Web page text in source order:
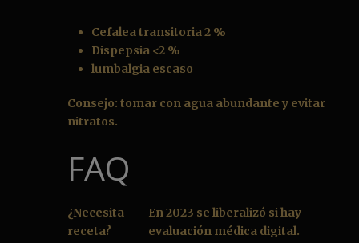
Cefalea transitoria 2 %
Dispepsia <2 %
lumbalgia escaso
Consejo: tomar con agua abundante y evitar
nitratos.
FAQ
¿Necesita
receta?
En 2023 se liberalizó si hay
evaluación médica digital.